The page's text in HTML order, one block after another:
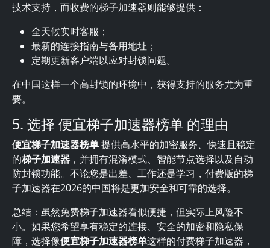
技术支持，而收费的梯子加速器则能够提供：
全天候实时客服；
最新的连接指南与备用地址；
定期更新客户端以应对封锁问题。
在中国这样一个高封锁的环境中，获得支持的服务尤为重
要。
5. 选择 便宜梯子加速器榜单 的理由
便宜梯子加速器榜单提供高水平的加密服务、快速且稳定
的梯子加速器 ，并拥有混淆模式、智能节点选择以及自动
防封锁功能。不论您是出差、工作还是学习，付费版的梯
子加速器在2026的中国将是更加安全和可靠的选择。
总结：虽然免费梯子加速器看似便捷，但实际上风险不
小。如果您希望享有稳定的连接、安全的加密和隐私保
障，选择像便宜梯子加速器榜单这样的付费梯子加速器，